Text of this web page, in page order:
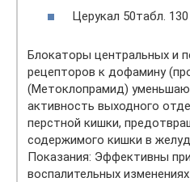
Церукал 50табл.
Блокаторы центральных и
рецепторов к дофамину
(Метоклопрамид)
активность выходного
перстной кишки,
содержимого кишки в
Показания: Эффективны
воспалительных